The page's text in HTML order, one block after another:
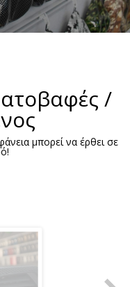
/
μπορεί να έρθει σε